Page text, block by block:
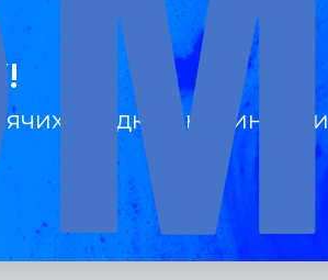
скидках, новинках и